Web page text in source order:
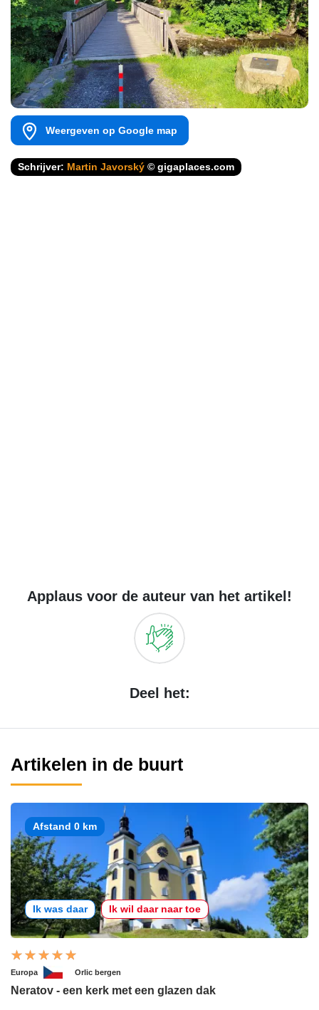
Weergeven op Google map
Schrijver: Martin Javorský © gigaplaces.com
Applaus voor de auteur van het artikel!
Deel het:
Artikelen in de buurt
Afstand 0 km
Ik was daar Ik wil daar naar toe
Europa Orlic bergen
Neratov - een kerk met een glazen dak